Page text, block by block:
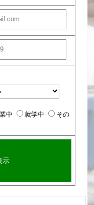
中 就学中
その
示